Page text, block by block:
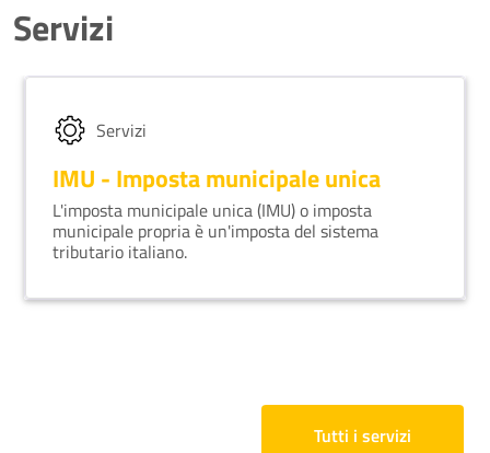
Servizi
Servizi
IMU - Imposta municipale unica
L'imposta municipale unica (IMU) o imposta
municipale propria è un'imposta del sistema
tributario italiano.
Tutti i servizi